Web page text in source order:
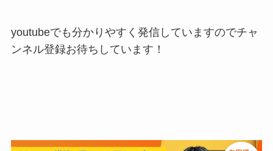
youtubeでも分かりやすく発信していますのでチャ
ンネル登録お待ちしています！